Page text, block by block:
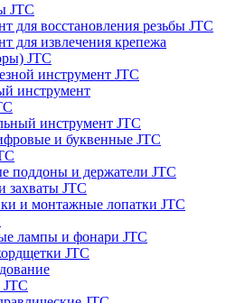
JTC
для восстановления резьбы JTC
для извлечения крепежа
JTC
инструмент JTC
инструмент
инструмент JTC
и буквенные JTC
поддоны и держатели JTC
захваты JTC
и монтажные лопатки JTC
лампы и фонари JTC
JTC